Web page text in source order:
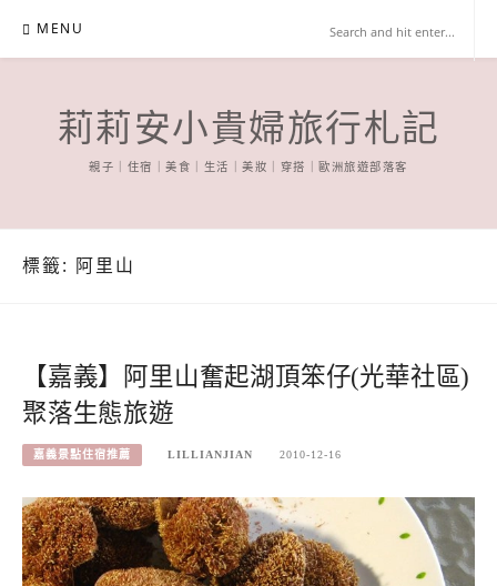
content
MENU
莉莉安小貴婦旅行札記
親子｜住宿｜美食｜生活｜美妝｜穿搭｜歐洲旅遊部落客
標籤: 阿里山
【嘉義】阿里山奮起湖頂笨仔(光華社區)
聚落生態旅遊
嘉義景點住宿推薦 LILLIANJIAN 2010-12-16